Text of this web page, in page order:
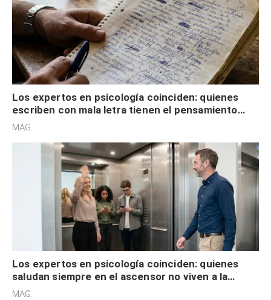
Los expertos en psicología coinciden: quienes
escriben con mala letra tienen el pensamiento
acelerado y no lo hacen por desinterés
MAG.
Los expertos en psicología coinciden: quienes
saludan siempre en el ascensor no viven a la
defensiva y tienen apertura social
MAG.